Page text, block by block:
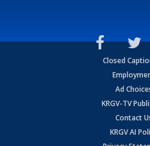
Closed
Ad
KRGV-TV
Contact
KRGV AI